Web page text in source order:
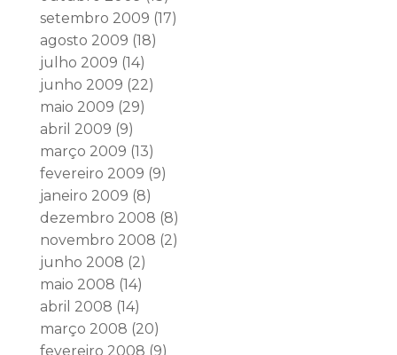
setembro 2009 (17)
agosto 2009 (18)
julho 2009 (14)
junho 2009 (22)
maio 2009 (29)
abril 2009 (9)
março 2009 (13)
fevereiro 2009 (9)
janeiro 2009 (8)
dezembro 2008 (8)
novembro 2008 (2)
junho 2008 (2)
maio 2008 (14)
abril 2008 (14)
março 2008 (20)
fevereiro 2008 (9)